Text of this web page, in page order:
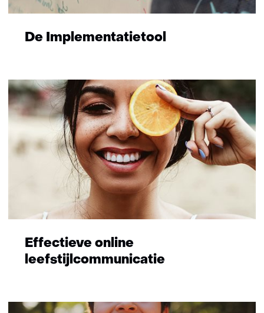
De Implementatietool
Effectieve online
leefstijlcommunicatie